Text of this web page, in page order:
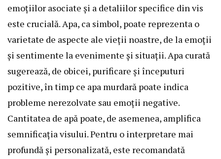
emoțiilor asociate și a detaliilor specifice din vis
este crucială. Apa, ca simbol, poate reprezenta o
varietate de aspecte ale vieții noastre, de la emoții
și sentimente la evenimente și situații. Apa curată
sugerează, de obicei, purificare și începuturi
pozitive, în timp ce apa murdară poate indica
probleme nerezolvate sau emoții negative.
Cantitatea de apă poate, de asemenea, amplifica
semnificația visului. Pentru o interpretare mai
profundă și personalizată, este recomandată